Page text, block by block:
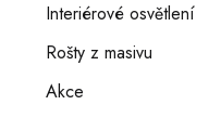
Interiérové osvětlení
Rošty z masivu
Akce